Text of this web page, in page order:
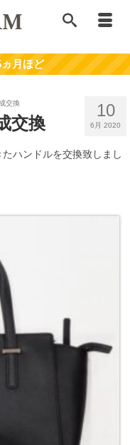
10
6月 2020
交換
交換
ハンドルを交換致しまし